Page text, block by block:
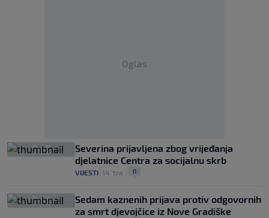
Oglas
Severina prijavljena zbog vrijeđanja
djelatnice Centra za socijalnu skrb
VIJESTI 14. tra. 0
Sedam kaznenih prijava protiv odgovornih
za smrt djevojčice iz Nove Gradiške